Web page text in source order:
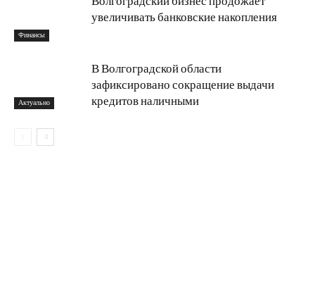
Финансы
увеличивать банковские накопления
Актуально
В Волгоградской области
зафиксировано сокращение выдачи
кредитов наличными